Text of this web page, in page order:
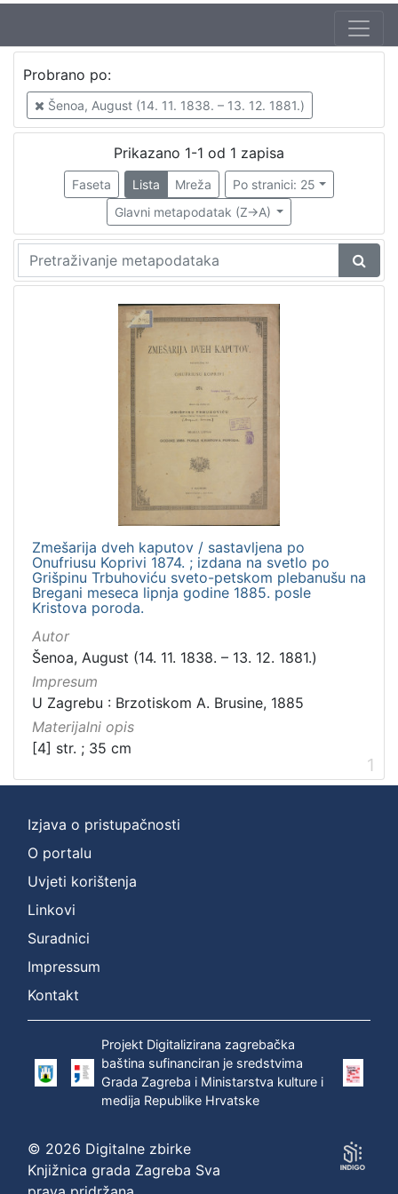
Jezik
hrvatski
cjelina
Zagreb na pragu modernog doba
Probrano po:
Šenoa, August (14. 11. 1838. – 13. 12. 1881.)
Prikazano 1-1 od 1 zapisa
Faseta Lista Mreža
Po stranici: 25
Glavni metapodatak (Z->A)
Zmešarija dveh kaputov / sastavljena po
Onufriusu Koprivi 1874. ; izdana na svetlo po
Grišpinu Trbuhoviću sveto-petskom plebanušu na
Bregani meseca lipnja godine 1885. posle
Kristova poroda.
Autor
Šenoa, August (14. 11. 1838. – 13. 12. 1881.)
Impresum
U Zagrebu : Brzotiskom A. Brusine, 1885
Materijalni opis
[4] str. ; 35 cm
1
Izjava o pristupačnosti
O portalu
Uvjeti korištenja
Linkovi
Suradnici
Impressum
Kontakt
Projekt Digitalizirana zagrebačka
baština sufinanciran je sredstvima
Grada Zagreba i Ministarstva kulture i
medija Republike Hrvatske
© 2026 Digitalne zbirke
Knjižnica grada Zagreba Sva